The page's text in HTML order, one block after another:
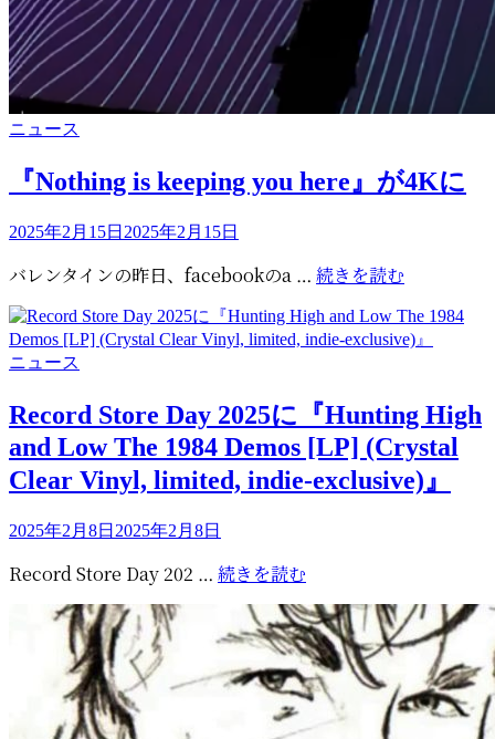
カ
ゴ
リ
ニュース
『Nothing is keeping you here』が4Kに
投
日:
2025年2月15日 2025年2月15日
バレンタインの昨日、facebookのa … 続きを読む
keeping
you
4K
に
カ
ゴ
リ
ー
ニュース
Record Store Day 2025に『Hunting High
and Low The 1984 Demos [LP] (Crystal
Clear Vinyl, limited, indie-exclusive)』
投
日:
2025年2月8日 2025年2月8日
Record Store Day 202 … 続きを読む
Store
Day
2025
に
『Hunting
High